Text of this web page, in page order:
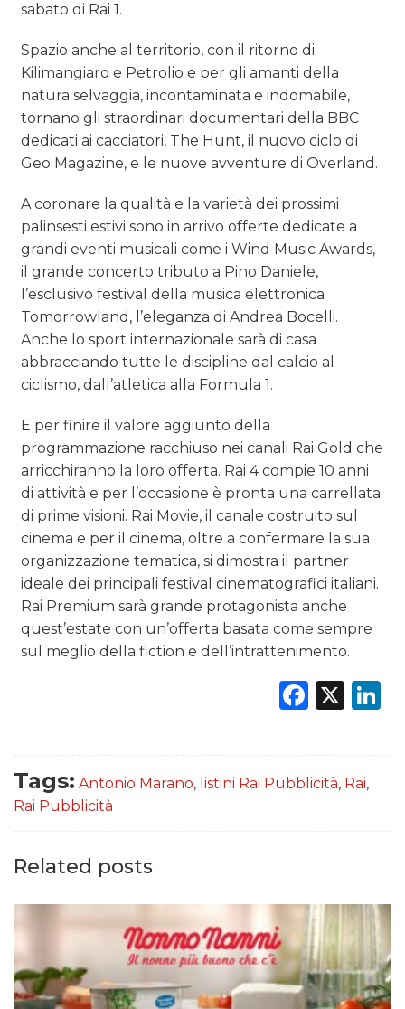
sabato di Rai 1.
Spazio anche al territorio, con il ritorno di
Kilimangiaro e Petrolio e per gli amanti della
natura selvaggia, incontaminata e indomabile,
tornano gli straordinari documentari della BBC
dedicati ai cacciatori, The Hunt, il nuovo ciclo di
Geo Magazine, e le nuove avventure di Overland.
A coronare la qualità e la varietà dei prossimi
palinsesti estivi sono in arrivo offerte dedicate a
grandi eventi musicali come i Wind Music Awards,
il grande concerto tributo a Pino Daniele,
l’esclusivo festival della musica elettronica
Tomorrowland, l’eleganza di Andrea Bocelli.
Anche lo sport internazionale sarà di casa
abbracciando tutte le discipline dal calcio al
ciclismo, dall’atletica alla Formula 1.
E per finire il valore aggiunto della
programmazione racchiuso nei canali Rai Gold che
arricchiranno la loro offerta. Rai 4 compie 10 anni
di attività e per l’occasione è pronta una carrellata
di prime visioni. Rai Movie, il canale costruito sul
cinema e per il cinema, oltre a confermare la sua
organizzazione tematica, si dimostra il partner
ideale dei principali festival cinematografici italiani.
Rai Premium sarà grande protagonista anche
quest’estate con un’offerta basata come sempre
sul meglio della fiction e dell’intrattenimento.
X
Tags: Antonio Marano, listini Rai Pubblicità, Rai,
Rai Pubblicità
Related posts